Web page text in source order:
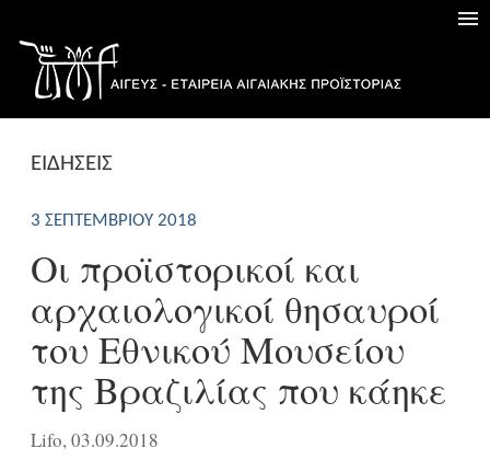
ΕΙΔΗΣΕΙΣ
3 ΣΕΠΤΕΜΒΡΊΟΥ 2018
Oι προϊστορικοί και
αρχαιολογικοί θησαυροί
του Εθνικού Μουσείου
της Βραζιλίας που κάηκε
Lifo, 03.09.2018